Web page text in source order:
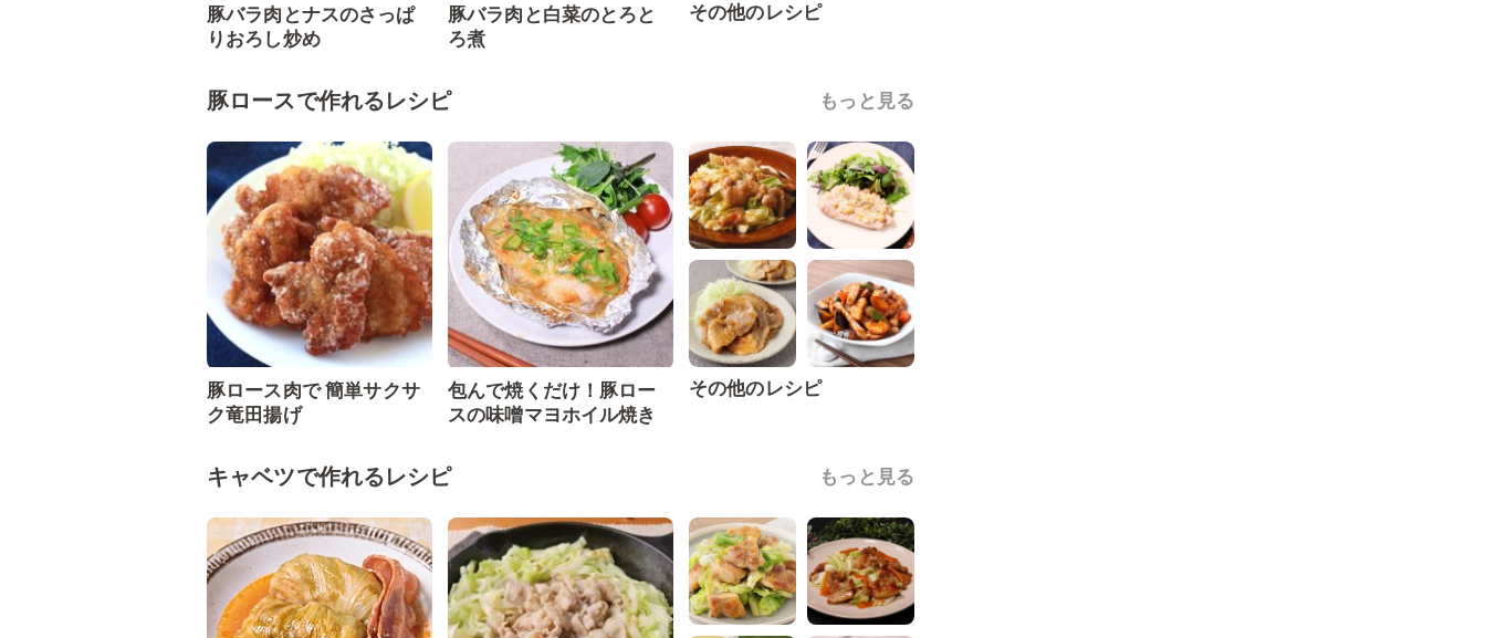
豚バラ肉とナスのさっぱ
りおろし炒め
豚バラ肉と白菜のとろと
ろ煮
その他のレシピ
豚ロースで作れるレシピ もっと見る
豚ロース肉で 簡単サクサ
ク竜田揚げ
包んで焼くだけ！豚ロー
スの味噌マヨホイル焼き
その他のレシピ
キャベツで作れるレシピ もっと見る